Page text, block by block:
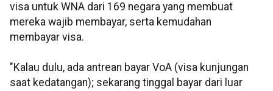
visa untuk WNA dari 169 negara yang membuat
mereka wajib membayar, serta kemudahan
membayar visa.
"Kalau dulu, ada antrean bayar VoA (visa kunjungan
saat kedatangan); sekarang tinggal bayar dari luar